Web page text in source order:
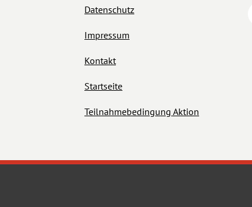
Datenschutz
Impressum
Kontakt
Startseite
Teilnahmebedingung Aktion